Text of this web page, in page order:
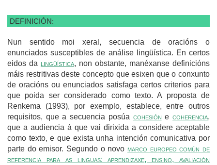
DEFINICIÓN:
Nun sentido moi xeral, secuencia de oracións o
enunciados susceptibles de análise lingüística. En certos
eidos da lingüística, non obstante, manéxanse definicións
máis restritivas deste concepto que esixen que o conxunto
de oracións ou enunciados satisfaga certos criterios para
que poida ser considerado como texto. A proposta de
Renkema (1993), por exemplo, establece, entre outros
requisitos, que a secuencia posúa cohesión ecoherencia,
que a audiencia á que vai dirixida a considere aceptable
como texto, e que exista unha intención comunicativa por
parte do emisor. Segundo o novo marco europeo común de
referencia para as linguas: aprendizaxe, ensino, avaliación